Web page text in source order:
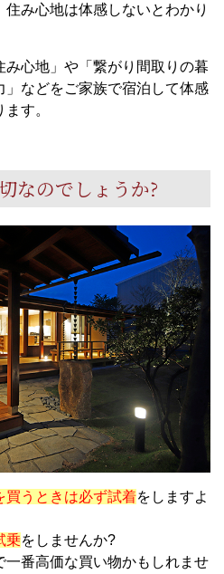
み心地は体感しないとわかり
心地」や「繋がり間取りの暮
」などをご家族で宿泊して体感
す。
なのでしょうか?
買うときは必ず試着をしますよ
乗をしませんか?
番高価な買い物かもしれませ